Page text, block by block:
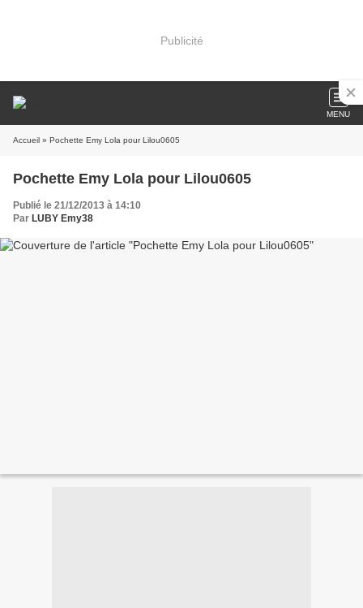
Publicité
MENU
Accueil » Pochette Emy Lola pour Lilou0605
Pochette Emy Lola pour Lilou0605
Publié le 21/12/2013 à 14:10
Par LUBY Emy38